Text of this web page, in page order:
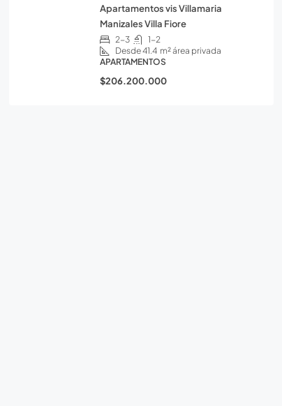
Apartamentos vis Villamaria
Manizales Villa Fiore
2-3
1-2
Desde 41.4 m² área privada
APARTAMENTOS
$206.200.000